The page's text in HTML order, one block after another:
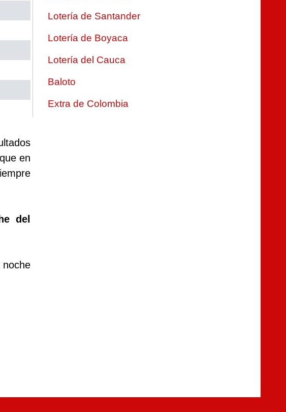
en
del
Lotería de Santander
Lotería de Boyaca
Lotería del Cauca
Baloto
Extra de Colombia